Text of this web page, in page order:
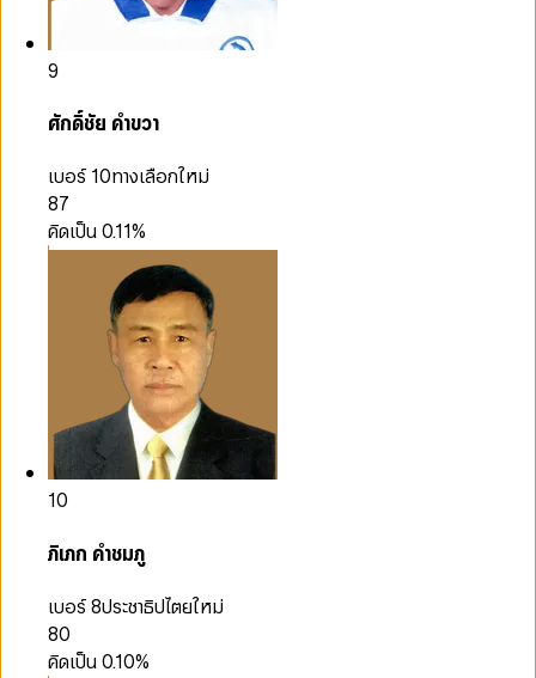
9
ศักดิ์ชัย คำขวา
เบอร์ 10ทางเลือกใหม่
87
คิดเป็น0.11%
10
ภิเภก คำชมภู
เบอร์ 8ประชาธิปไตยใหม่
80
คิดเป็น0.10%